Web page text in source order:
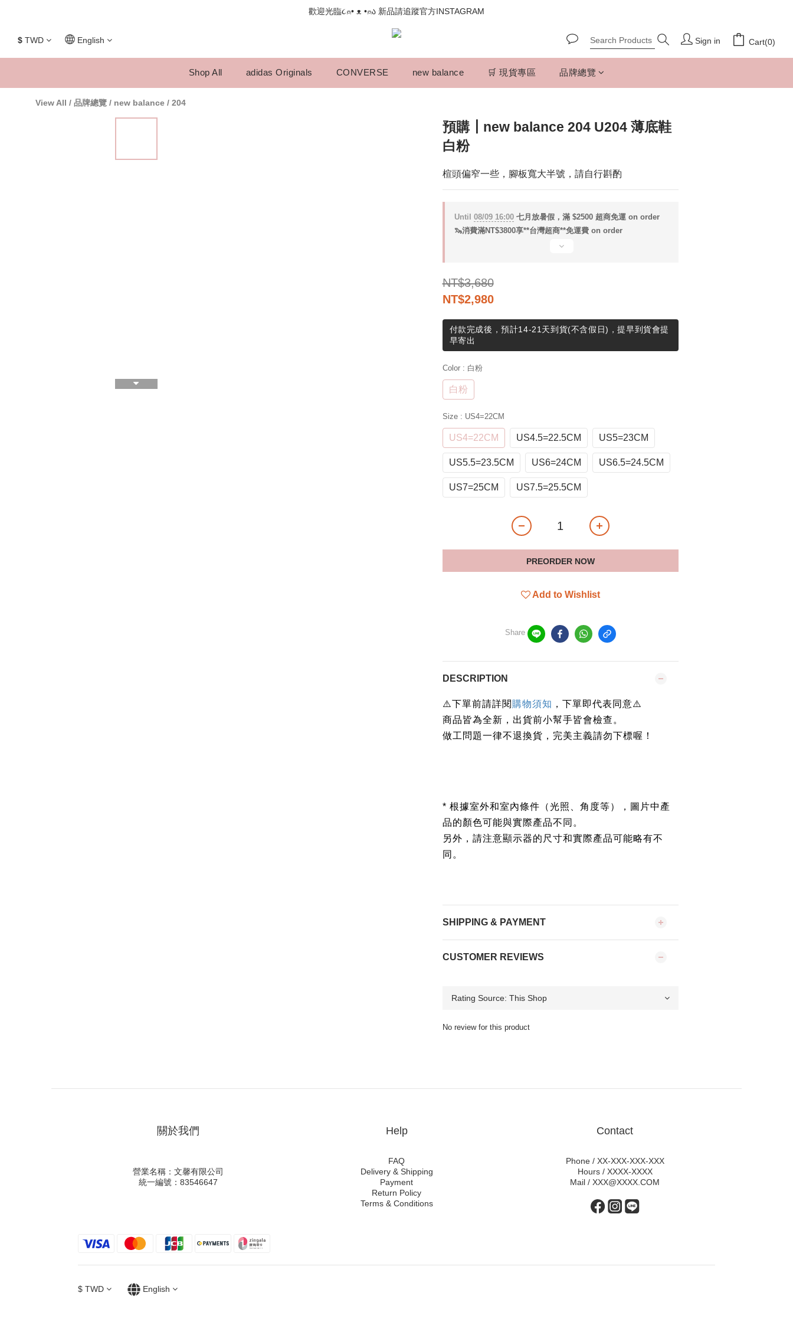
📣如果遇到結帳沒有反應，請另開瀏覽器 (不要直接從ig連結網站下單)
歡迎光臨૮⍝• ᴥ •⍝ა 新品請追蹤官方INSTAGRAM
📣如果遇到結帳沒有反應，請另開瀏覽器 (不要直接從ig連結網站下單)
$ TWD English Sign in Cart(0)
Shop All adidas Originals CONVERSE new balance 🛒 現貨專區 品牌總覽
View All / 品牌總覽 / new balance / 204
預購┃new balance 204 U204 薄底鞋
白粉
楦頭偏窄一些，腳板寬大半號，請自行斟酌
Until 08/09 16:00七月放暑假，滿 $2500 超商免運 on order
🦦消費滿NT$3800享**台灣超商**免運費 on order
NT$3,680
NT$2,980
付款完成後，預計14-21天到貨(不含假日)，提早到貨會提
早寄出
Color : 白粉
白粉
Size : US4=22CM
US4=22CM US4.5=22.5CM US5=23CM
US5.5=23.5CM US6=24CM US6.5=24.5CM
US7=25CM US7.5=25.5CM
PREORDER NOW
Add to Wishlist
Share
DESCRIPTION
⚠️下單前請詳閱 購物須知 ，下單即代表同意⚠️
商品皆為全新，出貨前小幫手皆會檢查。
做工問題一律不退換貨，完美主義請勿下標喔！
* 根據室外和室內條件（光照、角度等），圖片中產
品的顏色可能與實際產品不同。
另外，請注意顯示器的尺寸和實際產品可能略有不
同。
SHIPPING & PAYMENT
CUSTOMER REVIEWS
No review for this product
關於我們
營業名稱：文馨有限公司
統一編號：83546647
Help
FAQ
Delivery & Shipping
Payment
Return Policy
Terms & Conditions
Contact
Phone / XX-XXX-XXX-XXX
Hours / XXXX-XXXX
Mail / XXX@XXXX.COM
$ TWD English